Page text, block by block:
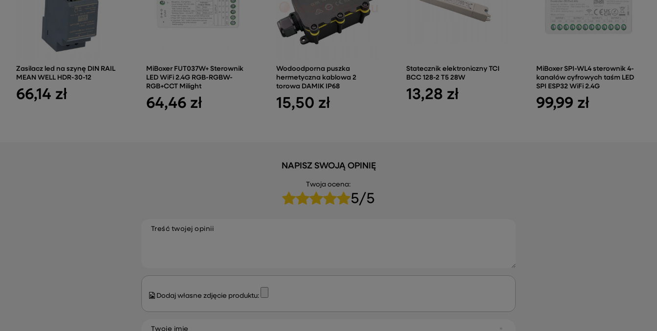
Zasilacz led na szynę DIN RAIL
MEAN WELL HDR-30-12
66,14 zł
MiBoxer FUT037W+ Sterownik
LED WiFi 2.4G RGB-RGBW-
RGB+CCT Milight
64,46 zł
Wodoodporna puszka
hermetyczna kablowa 2
torowa DAMIK IP68
15,50 zł
Statecznik elektroniczny TCI
BCC 128-2 T5 28W
13,28 zł
MiBoxer SPI-WL4 sterownik 4-
kanałów cyfrowych taśm LED
SPI ESP32 WiFi 2.4G
99,99 zł
NAPISZ SWOJĄ OPINIĘ
Twoja ocena:
5/5
Treść twojej opinii
Dodaj własne zdjęcie produktu:
Twoje imię